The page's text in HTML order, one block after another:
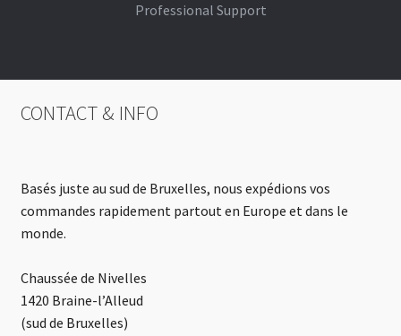
Professional Support
CONTACT & INFO
Basés juste au sud de Bruxelles, nous expédions vos
commandes rapidement partout en Europe et dans le
monde.
Chaussée de Nivelles
1420 Braine-l’Alleud
(sud de Bruxelles)